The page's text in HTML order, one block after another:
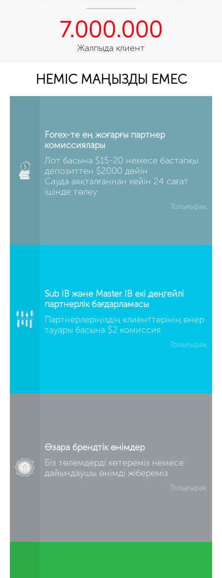
7.000.000
Жалпыда клиент
НЕМІС МАҢЫЗДЫ ЕМЕС
Forex-те ең жоғарғы партнер
комиссиялары
Лот басына $15-20 немесе бастапқы
депозиттен $2000 дейін
Сауда аяқталғаннан кейін 24 сағат
ішінде төлеу
Толығырақ
Sub IB және Master IB екі деңгейлі
партнерлік бағдарламасы
Партнерлеріңіздің клиенттерінің өнер
тауары басына $2 комиссия
Толығырақ
Өзара брендтік өнімдер
Біз төлемдерді көтереміз немесе
дайындаушы өнімді жібереміз
Толығырақ